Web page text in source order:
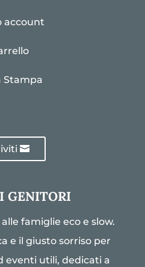
account
Stampa
GENITORI
famiglie eco e slow.
e il giusto sorriso per
eventi utili, dedicati a